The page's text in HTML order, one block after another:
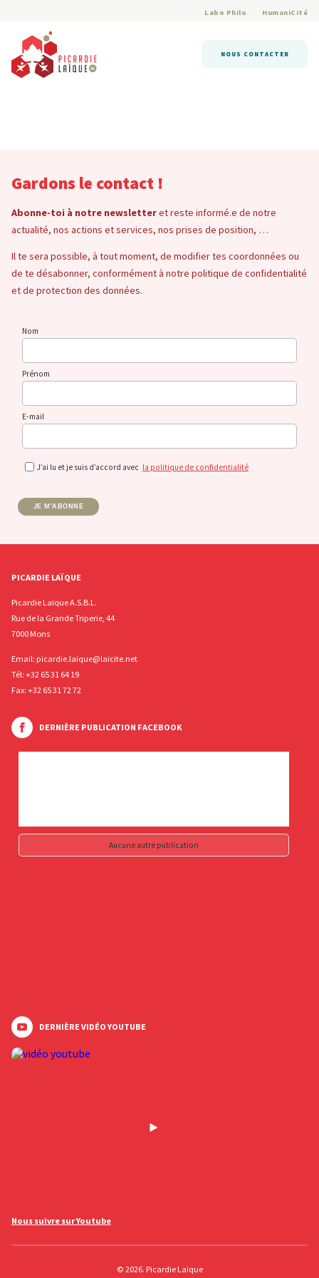
Labo Philo HumaniCité
NOUS CONTACTER
Gardons le contact !
Abonne-toi à notre newsletteret reste informé.e de notre
actualité, nos actions et services, nos prises de position, …
Il te sera possible, à tout moment, de modifier tes coordonnées ou
de te désabonner, conformément à notre politique de confidentialité
et de protection des données.
Nom
Prénom
E-mail
J’ai lu et je suis d’accord avec la politique de confidentialité
JE M'ABONNE
PICARDIE LAÏQUE
Picardie Laïque A.S.B.L.
Rue de la Grande Triperie, 44
7000 Mons
Email: picardie.laique@laicite.net
Tél: +32 65 31 64 19
Fax: +32 65 31 72 72
DERNIÈRE PUBLICATION FACEBOOK
Aucune autre publication
DERNIÈRE VIDÉO YOUTUBE
Nous suivre sur Youtube
© 2026. Picardie Laïque